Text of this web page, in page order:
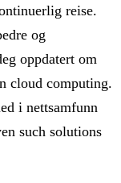
reise.
og
oppdatert om
cloud computing.
i nettsamfunn
such solutions